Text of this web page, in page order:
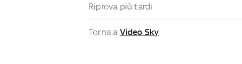
Riprova più tardi
Torna a Video Sky